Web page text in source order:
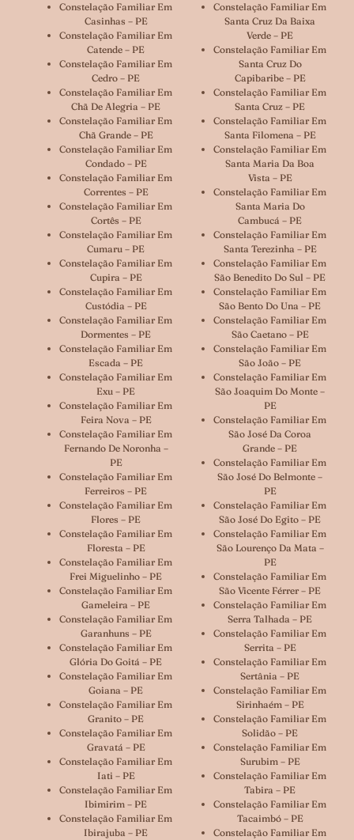
Constelação Familiar Em
Casinhas – PE
Constelação Familiar Em
Catende – PE
Constelação Familiar Em
Cedro – PE
Constelação Familiar Em
Chã De Alegria – PE
Constelação Familiar Em
Chã Grande – PE
Constelação Familiar Em
Condado – PE
Constelação Familiar Em
Correntes – PE
Constelação Familiar Em
Cortês – PE
Constelação Familiar Em
Cumaru – PE
Constelação Familiar Em
Cupira – PE
Constelação Familiar Em
Custódia – PE
Constelação Familiar Em
Dormentes – PE
Constelação Familiar Em
Escada – PE
Constelação Familiar Em
Exu – PE
Constelação Familiar Em
Feira Nova – PE
Constelação Familiar Em
Fernando De Noronha –
PE
Constelação Familiar Em
Ferreiros – PE
Constelação Familiar Em
Flores – PE
Constelação Familiar Em
Floresta – PE
Constelação Familiar Em
Frei Miguelinho – PE
Constelação Familiar Em
Gameleira – PE
Constelação Familiar Em
Garanhuns – PE
Constelação Familiar Em
Glória Do Goitá – PE
Constelação Familiar Em
Goiana – PE
Constelação Familiar Em
Granito – PE
Constelação Familiar Em
Gravatá – PE
Constelação Familiar Em
Iati – PE
Constelação Familiar Em
Ibimirim – PE
Constelação Familiar Em
Ibirajuba – PE
Constelação Familiar Em
Santa Cruz Da Baixa
Verde – PE
Constelação Familiar Em
Santa Cruz Do
Capibaribe – PE
Constelação Familiar Em
Santa Cruz – PE
Constelação Familiar Em
Santa Filomena – PE
Constelação Familiar Em
Santa Maria Da Boa
Vista – PE
Constelação Familiar Em
Santa Maria Do
Cambucá – PE
Constelação Familiar Em
Santa Terezinha – PE
Constelação Familiar Em
São Benedito Do Sul – PE
Constelação Familiar Em
São Bento Do Una – PE
Constelação Familiar Em
São Caetano – PE
Constelação Familiar Em
São João – PE
Constelação Familiar Em
São Joaquim Do Monte –
PE
Constelação Familiar Em
São José Da Coroa
Grande – PE
Constelação Familiar Em
São José Do Belmonte –
PE
Constelação Familiar Em
São José Do Egito – PE
Constelação Familiar Em
São Lourenço Da Mata –
PE
Constelação Familiar Em
São Vicente Férrer – PE
Constelação Familiar Em
Serra Talhada – PE
Constelação Familiar Em
Serrita – PE
Constelação Familiar Em
Sertânia – PE
Constelação Familiar Em
Sirinhaém – PE
Constelação Familiar Em
Solidão – PE
Constelação Familiar Em
Surubim – PE
Constelação Familiar Em
Tabira – PE
Constelação Familiar Em
Tacaimbó – PE
Constelação Familiar Em